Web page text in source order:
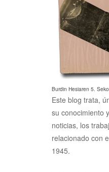
Burdin Hesiaren 5.
Este blog trata,
su conocimiento
noticias, los
relacionado con
1945.